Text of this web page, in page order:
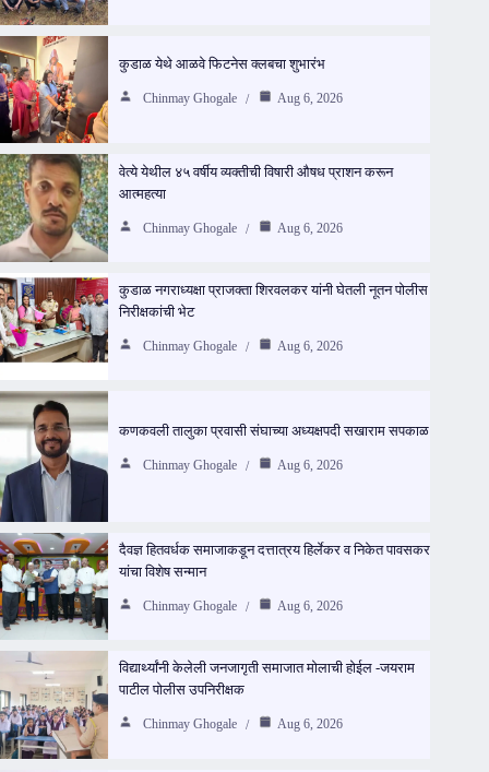
कुडाळ येथे आळवे फिटनेस क्लबचा शुभारंभ
Chinmay Ghogale Aug 6, 2026
वेत्ये येथील ४५ वर्षीय व्यक्तीची विषारी औषध प्राशन करून
आत्महत्या
Chinmay Ghogale Aug 6, 2026
कुडाळ नगराध्यक्षा प्राजक्ता शिरवलकर यांनी घेतली नूतन पोलीस
निरीक्षकांची भेट
Chinmay Ghogale Aug 6, 2026
कणकवली तालुका प्रवासी संघाच्या अध्यक्षपदी सखाराम सपकाळ
Chinmay Ghogale Aug 6, 2026
दैवज्ञ हितवर्धक समाजाकडून दत्तात्रय हिर्लेकर व निकेत पावसकर
यांचा विशेष सन्मान
Chinmay Ghogale Aug 6, 2026
विद्यार्थ्यांनी केलेली जनजागृती समाजात मोलाची होईल -जयराम
पाटील पोलीस उपनिरीक्षक
Chinmay Ghogale Aug 6, 2026